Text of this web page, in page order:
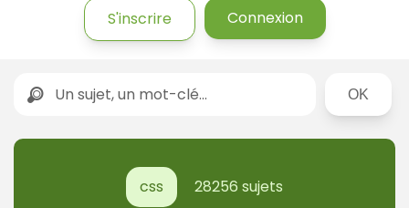
S'inscrire Connexion
Rechercher
css 28256 sujets